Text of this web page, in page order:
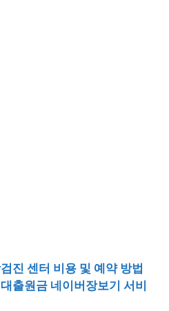
진 센터 비용 및 예약 방법
출원금 네이버장보기 서비